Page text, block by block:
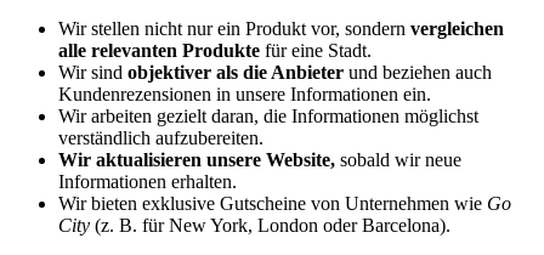
Wir stellen nicht nur ein Produkt vor, sondern vergleichen
alle relevanten Produkte für eine Stadt.
Wir sind objektiver als die Anbieter und beziehen auch
Kundenrezensionen in unsere Informationen ein.
Wir arbeiten gezielt daran, die Informationen möglichst
verständlich aufzubereiten.
Wir aktualisieren unsere Website, sobald wir neue
Informationen erhalten.
Wir bieten exklusive Gutscheine von Unternehmen wie Go
City (z. B. für New York, London oder Barcelona).